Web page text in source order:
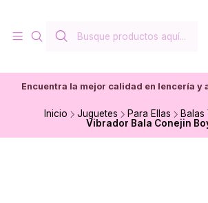
Encuentra la mejor calidad en lencería y
Inicio Juguetes Para Ellas
Balas
Vibrador Bala Conejin